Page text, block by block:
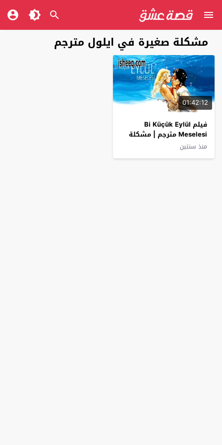
مشكلة صغيرة في ايلول مترجم
01:42:12
فيلم Bi Küçük Eylül
Meselesi مترجم | مشكلة
صغيرة في ايلول
منذ سنتين